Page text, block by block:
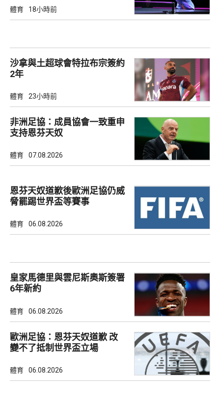
體育 18小時前
沙拿與土超球會特拉布宗簽約
2年
體育 23小時前
非洲足協：成員協會一致重申
支持恩芬天奴
體育 07.08.2026
恩芬天奴道歉後歐洲足協仍威
脅罷踢世界盃等賽事
體育 06.08.2026
皇家馬德里與雲尼斯奧斯簽署
6年新約
體育 06.08.2026
歐洲足協：恩芬天奴道歉 改
變不了抵制世界盃立場
體育 06.08.2026